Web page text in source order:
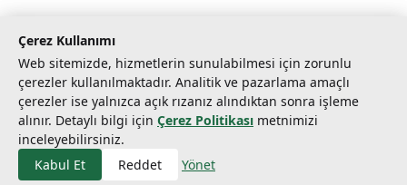
mastercard
2026Tarımcom Tarım ve Teknoloji A.Ş. Tüm hakları saklıdır.